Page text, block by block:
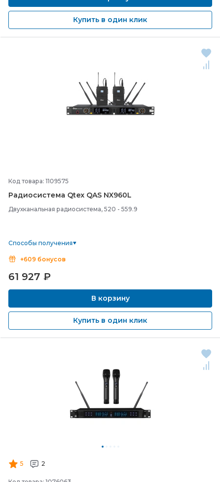
Купить в один клик
Код товара: 1109575
Радиосистема Qtex QAS NX960L
Двухканальная радиосистема, 520 - 559.9
Способы получения
+609 бонусов
61 927 ₽
В корзину
Купить в один клик
5 2